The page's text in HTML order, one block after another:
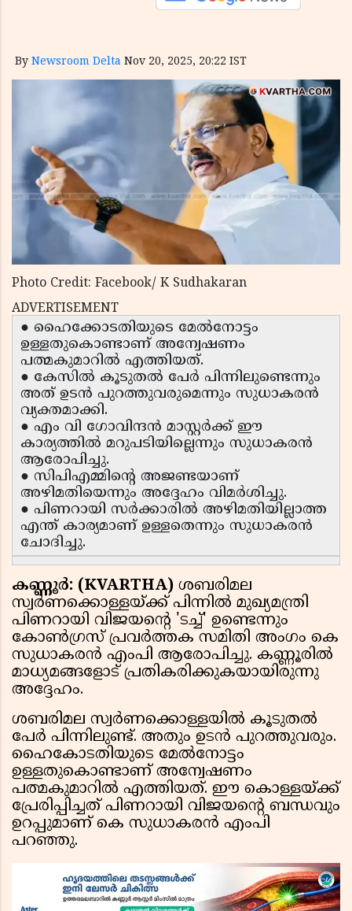
By Newsroom Delta Nov 20, 2025, 20:22 IST
Photo Credit: Facebook/ K Sudhakaran
ADVERTISEMENT
● ഹൈക്കോടതിയുടെ മേൽനോട്ടം
ഉള്ളതുകൊണ്ടാണ് അന്വേഷണം
പത്മകുമാറിൽ എത്തിയത്.
● കേസിൽ കൂടുതൽ പേർ പിന്നിലുണ്ടെന്നും
അത് ഉടൻ പുറത്തുവരുമെന്നും സുധാകരൻ
വ്യക്തമാക്കി.
● എം വി ഗോവിന്ദൻ മാസ്റ്റർക്ക് ഈ
കാര്യത്തിൽ മറുപടിയില്ലെന്നും സുധാകരൻ
ആരോപിച്ചു.
● സിപിഎമ്മിന്റെ അജണ്ടയാണ്
അഴിമതിയെന്നും അദ്ദേഹം വിമർശിച്ചു.
● പിണറായി സർക്കാരിൽ അഴിമതിയില്ലാത്ത
എന്ത് കാര്യമാണ് ഉള്ളതെന്നും സുധാകരൻ
ചോദിച്ചു.
കണ്ണൂർ: (KVARTHA) ശബരിമല
സ്വർണക്കൊള്ളയ്ക്ക് പിന്നിൽ മുഖ്യമന്ത്രി
പിണറായി വിജയന്റെ 'ടച്ച്' ഉണ്ടെന്നും
കോൺഗ്രസ് പ്രവർത്തക സമിതി അംഗം കെ
സുധാകരൻ എംപി ആരോപിച്ചു. കണ്ണൂരിൽ
മാധ്യമങ്ങളോട് പ്രതികരിക്കുകയായിരുന്നു
അദ്ദേഹം.
ശബരിമല സ്വർണക്കൊള്ളയിൽ കൂടുതൽ
പേർ പിന്നിലുണ്ട്. അതും ഉടൻ പുറത്തുവരും.
ഹൈകോടതിയുടെ മേൽനോട്ടം
ഉള്ളതുകൊണ്ടാണ് അന്വേഷണം
പത്മകുമാറിൽ എത്തിയത്. ഈ കൊള്ളയ്ക്ക്
പ്രേരിപ്പിച്ചത് പിണറായി വിജയന്റെ ബന്ധവും
ഉറപ്പുമാണ് കെ സുധാകരൻ എംപി
പറഞ്ഞു.